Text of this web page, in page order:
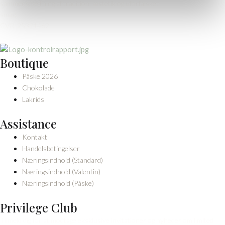
Boutique
Påske 2026
Chokolade
Lakrids
Assistance
Kontakt
Handelsbetingelser
Næringsindhold (Standard)
Næringsindhold (Valentin)
Næringsindhold (Påske)
Privilege Club